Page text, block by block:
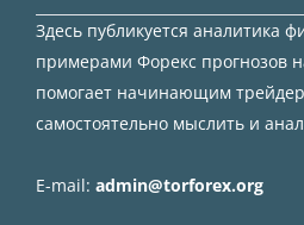
Здесь публикуется аналитика
примерами Форекс прогнозов
помогает начинающим
самостоятельно мыслить и
E-mail: admin@torforex.org